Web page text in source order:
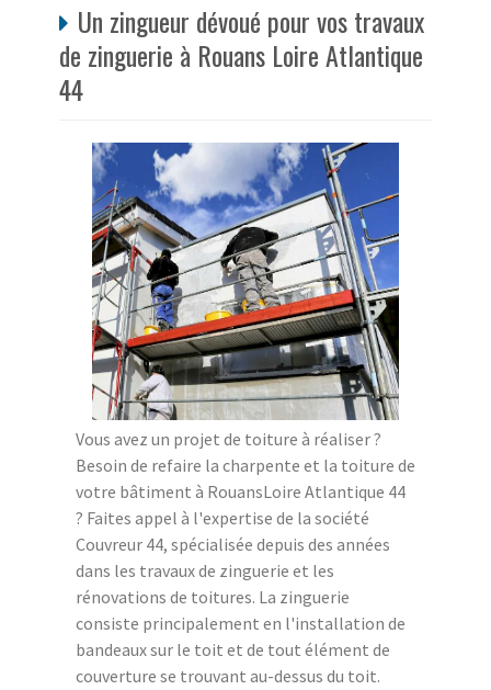
Un zingueur dévoué pour vos travaux
de zinguerie à Rouans Loire Atlantique
44
Vous avez un projet de toiture à réaliser ?
Besoin de refaire la charpente et la toiture de
votre bâtiment à RouansLoire Atlantique 44
? Faites appel à l'expertise de la société
Couvreur 44, spécialisée depuis des années
dans les travaux de zinguerie et les
rénovations de toitures. La zinguerie
consiste principalement en l'installation de
bandeaux sur le toit et de tout élément de
couverture se trouvant au-dessus du toit.